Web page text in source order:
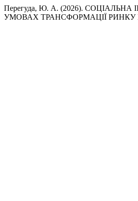
Перегуда, Ю. А. (2026).
УМОВАХ ТРАНСФОРМАЦІЇ РИНКУ